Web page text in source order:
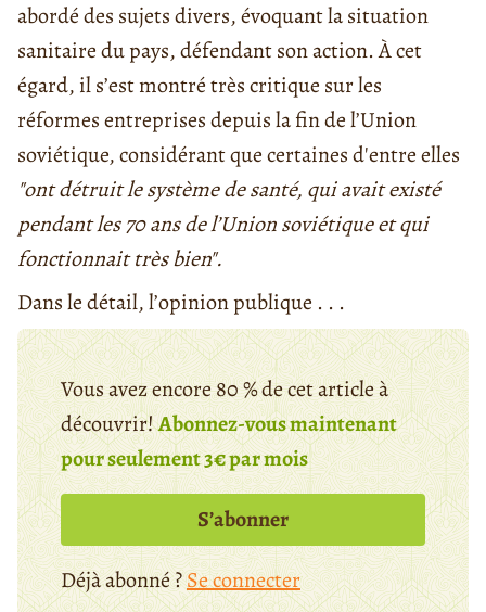
abordé des sujets divers, évoquant la situation
sanitaire du pays, défendant son action. À cet
égard, il s’est montré très critique sur les
réformes entreprises depuis la fin de l’Union
soviétique, considérant que certaines d'entre elles
"ont détruit le système de santé, qui avait existé
pendant les 70 ans de l’Union soviétique et qui
fonctionnait très bien".
Dans le détail, l’opinion publique . . .
Vous avez encore 80 % de cet article à
découvrir!Abonnez-vous maintenant
pour seulement 3€ par mois
S’abonner
Déjà abonné ?Se connecter